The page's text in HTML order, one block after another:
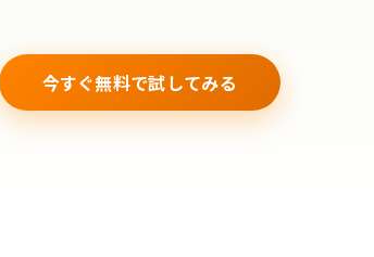
今すぐ無料で試してみる